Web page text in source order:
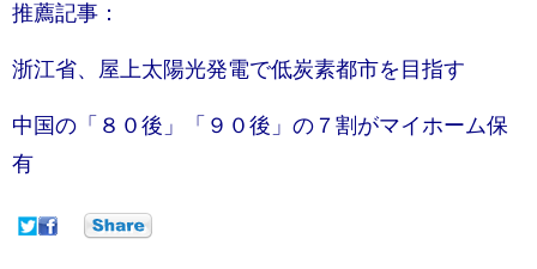
推薦記事：
浙江省、屋上太陽光発電で低炭素都市を目指す
中国の「８０後」「９０後」の７割がマイホーム保
有